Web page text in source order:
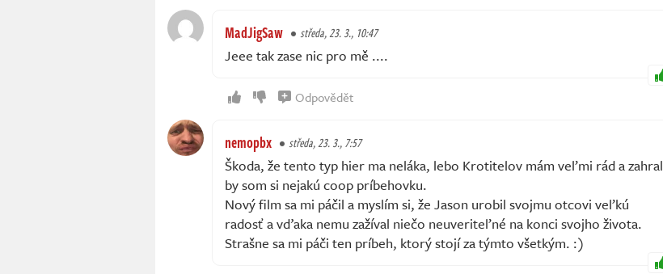
MadJigSaw středa, 23. 3., 10:47
Jeee tak zase nic pro mě ....
Odpovědět
nemopbx středa, 23. 3., 7:57
Škoda, že tento typ hier ma neláka, lebo Krotitelov mám veľmi rád a zahral
by som si nejakú coop príbehovku.
Nový film sa mi páčil a myslím si, že Jason urobil svojmu otcovi veľkú
radosť a vďaka nemu zažíval niečo neuveriteľné na konci svojho života.
Strašne sa mi páči ten príbeh, ktorý stojí za týmto všetkým. :)